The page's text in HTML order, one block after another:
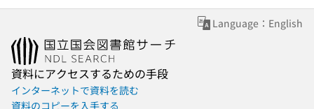
Language：English
資料にアクセスするための手段
インターネットで資料を読む
資料のコピーを入手する